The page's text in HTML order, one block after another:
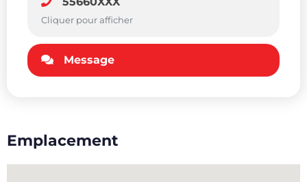
Cliquer pour afficher
Message
Emplacement